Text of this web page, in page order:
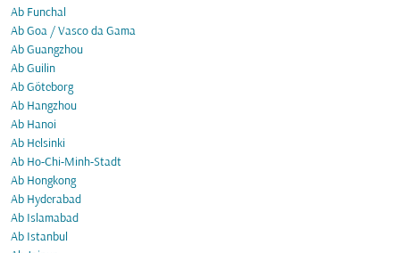
Ab Funchal
Ab Goa / Vasco da Gama
Ab Guangzhou
Ab Guilin
Ab Göteborg
Ab Hangzhou
Ab Hanoi
Ab Helsinki
Ab Ho-Chi-Minh-Stadt
Ab Hongkong
Ab Hyderabad
Ab Islamabad
Ab Istanbul